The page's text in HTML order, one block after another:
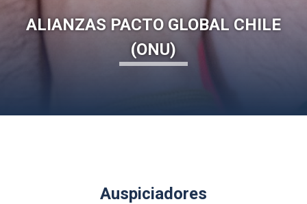
ALIANZAS PACTO GLOBAL CHILE
(ONU)
Auspiciadores